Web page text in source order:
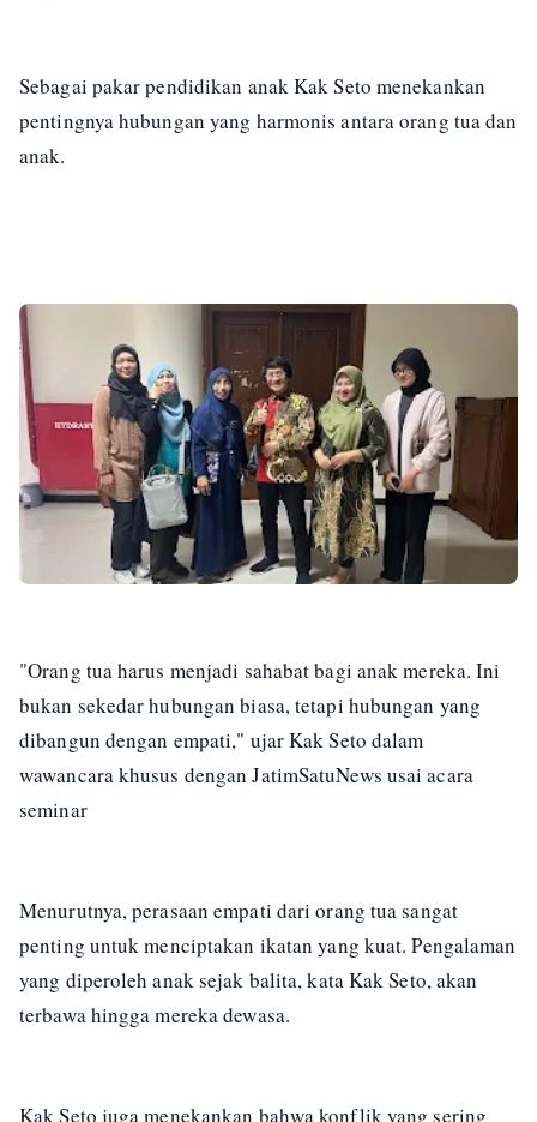
Sebagai pakar pendidikan anak Kak Seto menekankan
pentingnya hubungan yang harmonis antara orang tua dan
anak.
"Orang tua harus menjadi sahabat bagi anak mereka. Ini
bukan sekedar hubungan biasa, tetapi hubungan yang
dibangun dengan empati," ujar Kak Seto dalam
wawancara khusus dengan JatimSatuNews usai acara
seminar
Menurutnya, perasaan empati dari orang tua sangat
penting untuk menciptakan ikatan yang kuat. Pengalaman
yang diperoleh anak sejak balita, kata Kak Seto, akan
terbawa hingga mereka dewasa.
Kak Seto juga menekankan bahwa konflik yang sering